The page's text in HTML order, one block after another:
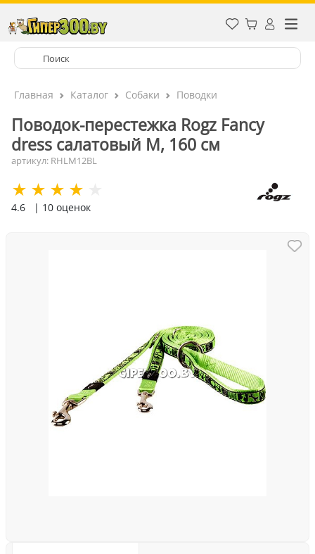
Главная Каталог Собаки Поводки
Поводок-перестежка Rogz Fancy
dress салатовый M, 160 см
артикул: RHLM12BL
4.6 | 10 оценок